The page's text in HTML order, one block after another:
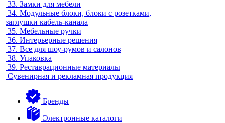
33. Замки для мебели
34. Модульные блоки, блоки с розетками,
заглушки кабель-канала
35. Мебельные ручки
36. Интерьерные решения
37. Все для шоу-румов и салонов
38. Упаковка
39. Реставрационные материалы
Сувенирная и рекламная продукция
Бренды
Электронные каталоги